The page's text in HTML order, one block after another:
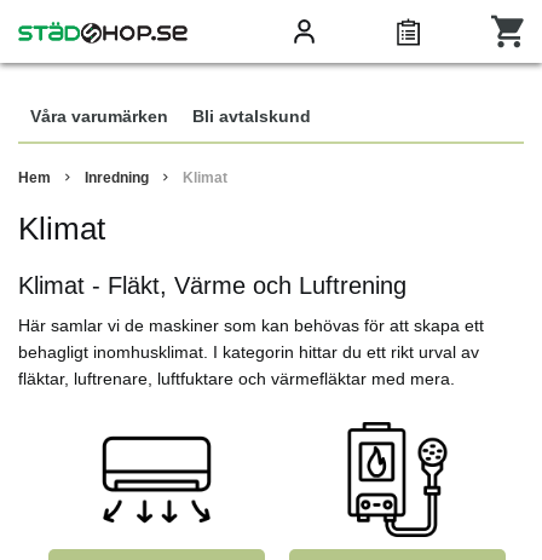
Våra varumärken Bli avtalskund
Hem Inredning Klimat
Klimat
Klimat - Fläkt, Värme och Luftrening
Här samlar vi de maskiner som kan behövas för att skapa ett
behagligt inomhusklimat. I kategorin hittar du ett rikt urval av
fläktar, luftrenare, luftfuktare och värmefläktar med mera.